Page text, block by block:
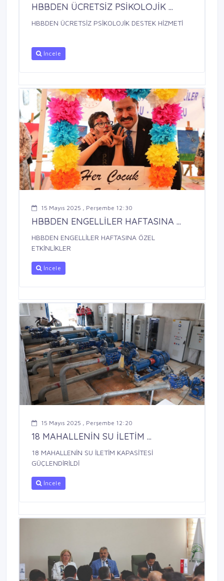
HBBDEN ÜCRETSİZ PSİKOLOJİK ...
HBBDEN ÜCRETSİZ PSİKOLOJİK DESTEK HİZMETİ
İncele
15 Mayıs 2025 , Perşembe 12:30
HBBDEN ENGELLİLER HAFTASINA ...
HBBDEN ENGELLİLER HAFTASINA ÖZEL
ETKİNLİKLER
İncele
15 Mayıs 2025 , Perşembe 12:20
18 MAHALLENİN SU İLETİM ...
18 MAHALLENİN SU İLETİM KAPASİTESİ
GÜÇLENDİRİLDİ
İncele